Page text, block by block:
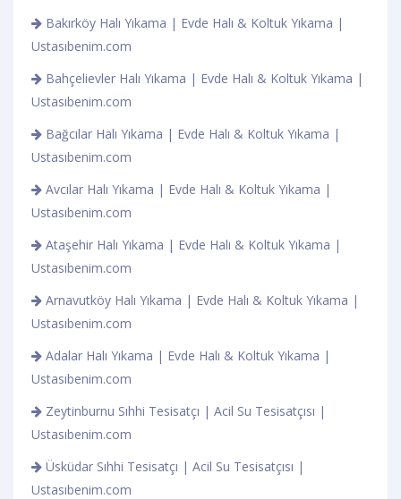
Bakırköy Halı Yıkama | Evde Halı & Koltuk Yıkama |
Ustasıbenim.com
Bahçelievler Halı Yıkama | Evde Halı & Koltuk Yıkama |
Ustasıbenim.com
Bağcılar Halı Yıkama | Evde Halı & Koltuk Yıkama |
Ustasıbenim.com
Avcılar Halı Yıkama | Evde Halı & Koltuk Yıkama |
Ustasıbenim.com
Ataşehir Halı Yıkama | Evde Halı & Koltuk Yıkama |
Ustasıbenim.com
Arnavutköy Halı Yıkama | Evde Halı & Koltuk Yıkama |
Ustasıbenim.com
Adalar Halı Yıkama | Evde Halı & Koltuk Yıkama |
Ustasıbenim.com
Zeytinburnu Sıhhi Tesisatçı | Acil Su Tesisatçısı |
Ustasıbenim.com
Üsküdar Sıhhi Tesisatçı | Acil Su Tesisatçısı |
Ustasıbenim.com